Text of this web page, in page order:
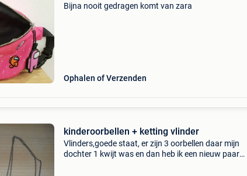
Bijna nooit gedragen komt van zara
Ophalen of Verzenden
kinderoorbellen + ketting vlinder
Vlinders,goede staat, er zijn 3 oorbellen daar mijn
dochter 1 kwijt was en dan heb ik een nieuw paar